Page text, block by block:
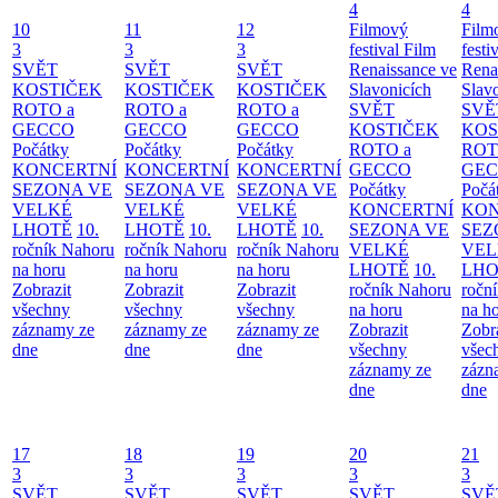
10
3
SVĚT
KOSTIČEK
ROTO a
GECCO
Počátky
KONCERTNÍ
SEZONA VE
VELKÉ
LHOTĚ 10.
ročník Nahoru
na horu
Zobrazit
všechny
záznamy ze
dne
11
3
SVĚT
KOSTIČEK
ROTO a
GECCO
Počátky
KONCERTNÍ
SEZONA VE
VELKÉ
LHOTĚ 10.
ročník Nahoru
na horu
Zobrazit
všechny
záznamy ze
dne
12
3
SVĚT
KOSTIČEK
ROTO a
GECCO
Počátky
KONCERTNÍ
SEZONA VE
VELKÉ
LHOTĚ 10.
ročník Nahoru
na horu
Zobrazit
všechny
záznamy ze
dne
4
Filmový
festival Film
Renaissance ve
Slavonicích
SVĚT
KOSTIČEK
ROTO a
GECCO
Počátky
KONCERTNÍ
SEZONA VE
VELKÉ
LHOTĚ 10.
ročník Nahoru
na horu
Zobrazit
všechny
záznamy ze
dne
4
na
dne
17
3
SVĚT
18
3
SVĚT
19
3
SVĚT
20
3
SVĚT
21
3